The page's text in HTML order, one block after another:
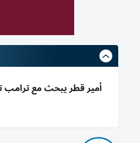
أمير قطر يبحث مع ترامب